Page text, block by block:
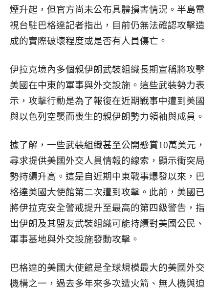
煙升起，但官方尚未公布具體損害情況。半島電
視台駐巴格達記者指出，目前仍無法確認攻擊造
成的實際破壞程度或是否有人員傷亡。
伊拉克境內多個親伊朗武裝組織長期宣稱將攻擊
美國在中東的軍事與外交設施。這些武裝勢力表
示，攻擊行動是為了報復在近期戰事中遭到美國
與以色列空襲而喪生的親伊朗勢力領袖與成員。
據了解，一些武裝組織甚至公開懸賞10萬美元，
尋求提供美國外交人員情報的線索，顯示衝突局
勢持續升高。這是自近期中東戰事爆發以來，巴
格達美國大使館第二次遭到攻擊。此前，美國已
將伊拉克安全警戒提升至最高的第四級警告，指
出伊朗及其盟友武裝組織可能持續對美國公民、
軍事基地與外交設施發動攻擊。
巴格達的美國大使館是全球規模最大的美國外交
機構之一，過去多年來多次遭火箭、無人機與迫